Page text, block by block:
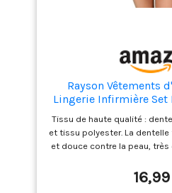
Rayson Vêtements
Lingerie Infirmière Set
Boucles Dentelle
Costumes
Tissu de haute qualité :
et tissu polyester. La
et douce contre la peau,
pièces d'uniforme
assorti, la couleur blanc